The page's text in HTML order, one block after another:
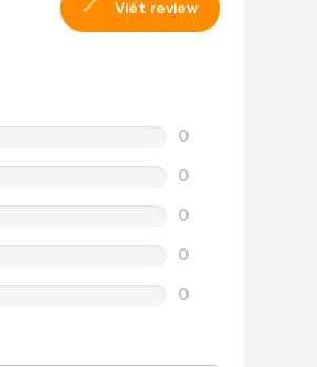
Viết review
0
0
0
0
0